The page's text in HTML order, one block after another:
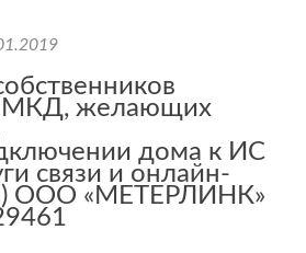
МКД, желающих
дома к ИС
связи и онлайн-
ООО «МЕТЕРЛИНК»